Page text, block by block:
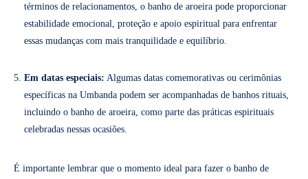
términos de relacionamentos, o banho de aroeira pode proporcionar
estabilidade emocional, proteção e apoio espiritual para enfrentar
essas mudanças com mais tranquilidade e equilíbrio.
Em datas especiais: Algumas datas comemorativas ou cerimônias
específicas na Umbanda podem ser acompanhadas de banhos rituais,
incluindo o banho de aroeira, como parte das práticas espirituais
celebradas nessas ocasiões.
É importante lembrar que o momento ideal para fazer o banho de